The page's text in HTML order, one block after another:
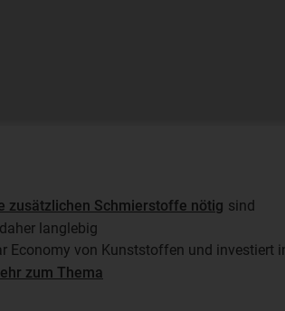
zusätzlichen Schmierstoffe nötig sind
langlebig
Economy von Kunststoffen und investiert
zum Thema